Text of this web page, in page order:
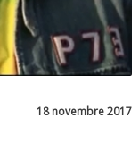
18 novembre 2017